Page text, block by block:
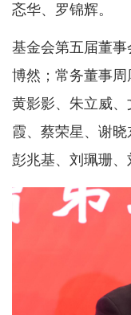
忞华、罗锦辉。
基金会第五届董
博然；常务董事周
黄影影、朱立威
霞、蔡荣星、谢晓
彭兆基、刘珮珊、